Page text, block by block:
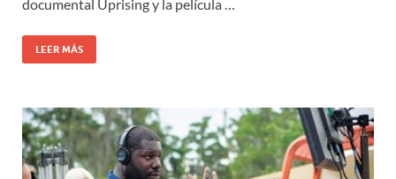
documental Uprising y la película …
LEER MÁS